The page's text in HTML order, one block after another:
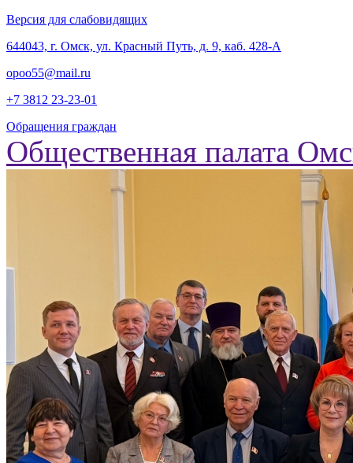
Версия для слабовидящих
‎644043, г. Омск, ул. Красный Путь, д. 9, каб. 428-А
opoo55@mail.ru
+7 3812 23-23-01
Обращения граждан
Общественная палата